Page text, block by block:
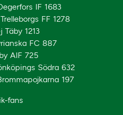
IF 1683
FF 1278
Täby 1213
FC 887
AIF 725
Södra 632
197